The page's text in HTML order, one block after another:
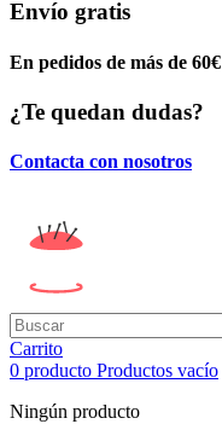
Envío gratis
En pedidos de más de 60€
¿Te quedan dudas?
Contacta con nosotros
Carrito
0 producto Productos vacío
Ningún producto